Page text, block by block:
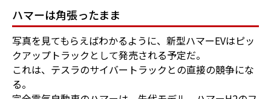
ハマーは角張ったまま
写真を見てもらえばわかるように、新型ハマーEVはピッ
クアップトラックとして発売される予定だ。
これは、テスラのサイバートラックとの直接の競争にな
る。